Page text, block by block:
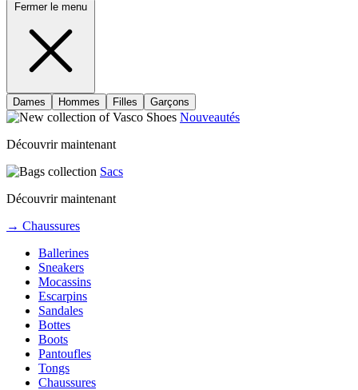
Fermer le menu
Dames Hommes Filles Garçons
Nouveautés
Découvrir maintenant
Sacs
Découvrir maintenant
→ Chaussures
Ballerines
Sneakers
Mocassins
Escarpins
Sandales
Bottes
Boots
Pantoufles
Tongs
Chaussures